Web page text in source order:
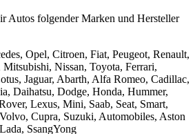
Autos folgender Marken und Hersteller
Opel, Citroen, Fiat, Peugeot, Renault,
Nissan, Toyota, Ferrari,
Jaguar, Abarth, Alfa Romeo, Cadillac,
Daihatsu, Dodge, Honda, Hummer,
Lexus, Mini, Saab, Seat, Smart,
Cupra, Suzuki, Automobiles, Aston
SsangYong